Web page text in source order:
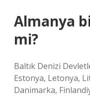
Almanya
mi?
Baltık Denizi
Estonya, Letonya,
Danimarka,